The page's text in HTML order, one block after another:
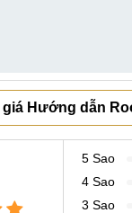
Hướng dẫn
5 Sao
4 Sao
3 Sao